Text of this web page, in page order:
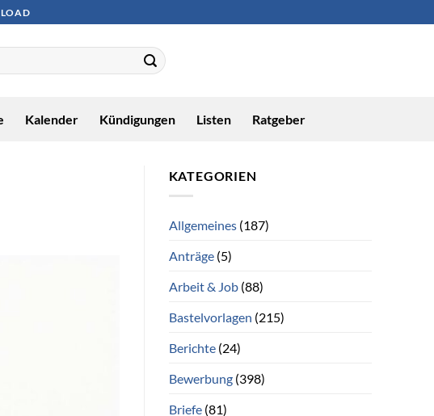
Kalender Kündigungen Listen Ratgeber
KATEGORIEN
Allgemeines(187)
Anträge(5)
Arbeit & Job(88)
Bastelvorlagen (215)
Berichte(24)
Bewerbung(398)
Briefe(81)